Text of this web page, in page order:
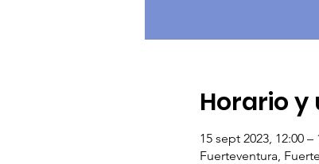
Horario
15 sept 2023, 12:00 –
Fuerteventura,